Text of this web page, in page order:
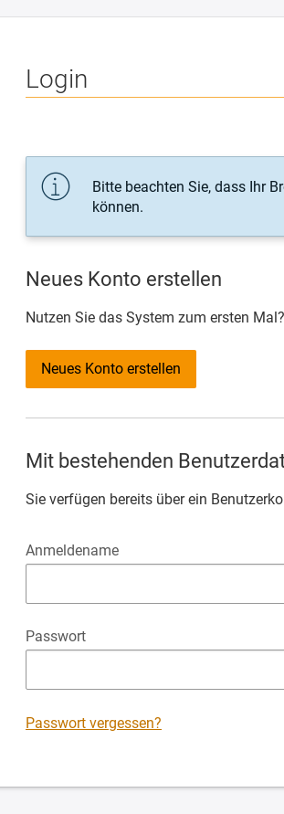
Login
Bitte beachten Sie, dass Ihr
können.
Neues Konto erstellen
Nutzen Sie das System zum ersten
Neues Konto erstellen
Mit bestehenden
Sie verfügen bereits über ein
Anmeldename
Passwort
Passwort vergessen?